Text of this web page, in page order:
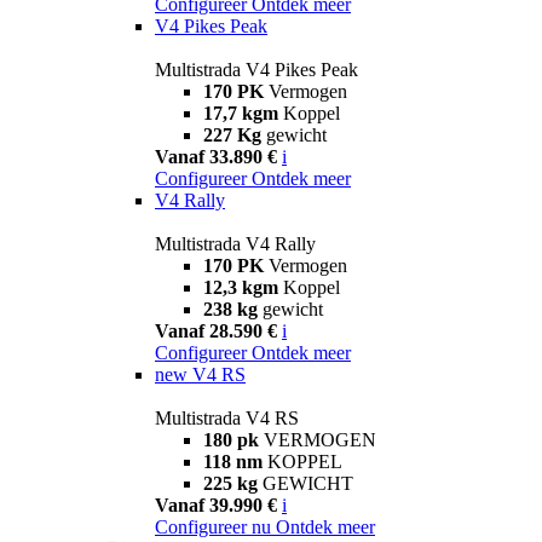
V4 Pikes Peak
Multistrada V4 Pikes Peak
170 PK Vermogen
17,7 kgm Koppel
227 Kg gewicht
Vanaf 33.890 € i
Configureer Ontdek meer
V4 Rally
Multistrada V4 Rally
170 PK Vermogen
12,3 kgm Koppel
238 kg gewicht
Vanaf 28.590 € i
Configureer Ontdek meer
new V4 RS
Multistrada V4 RS
180 pk VERMOGEN
118 nm KOPPEL
225 kg GEWICHT
Vanaf 39.990 € i
Configureer nu Ontdek meer